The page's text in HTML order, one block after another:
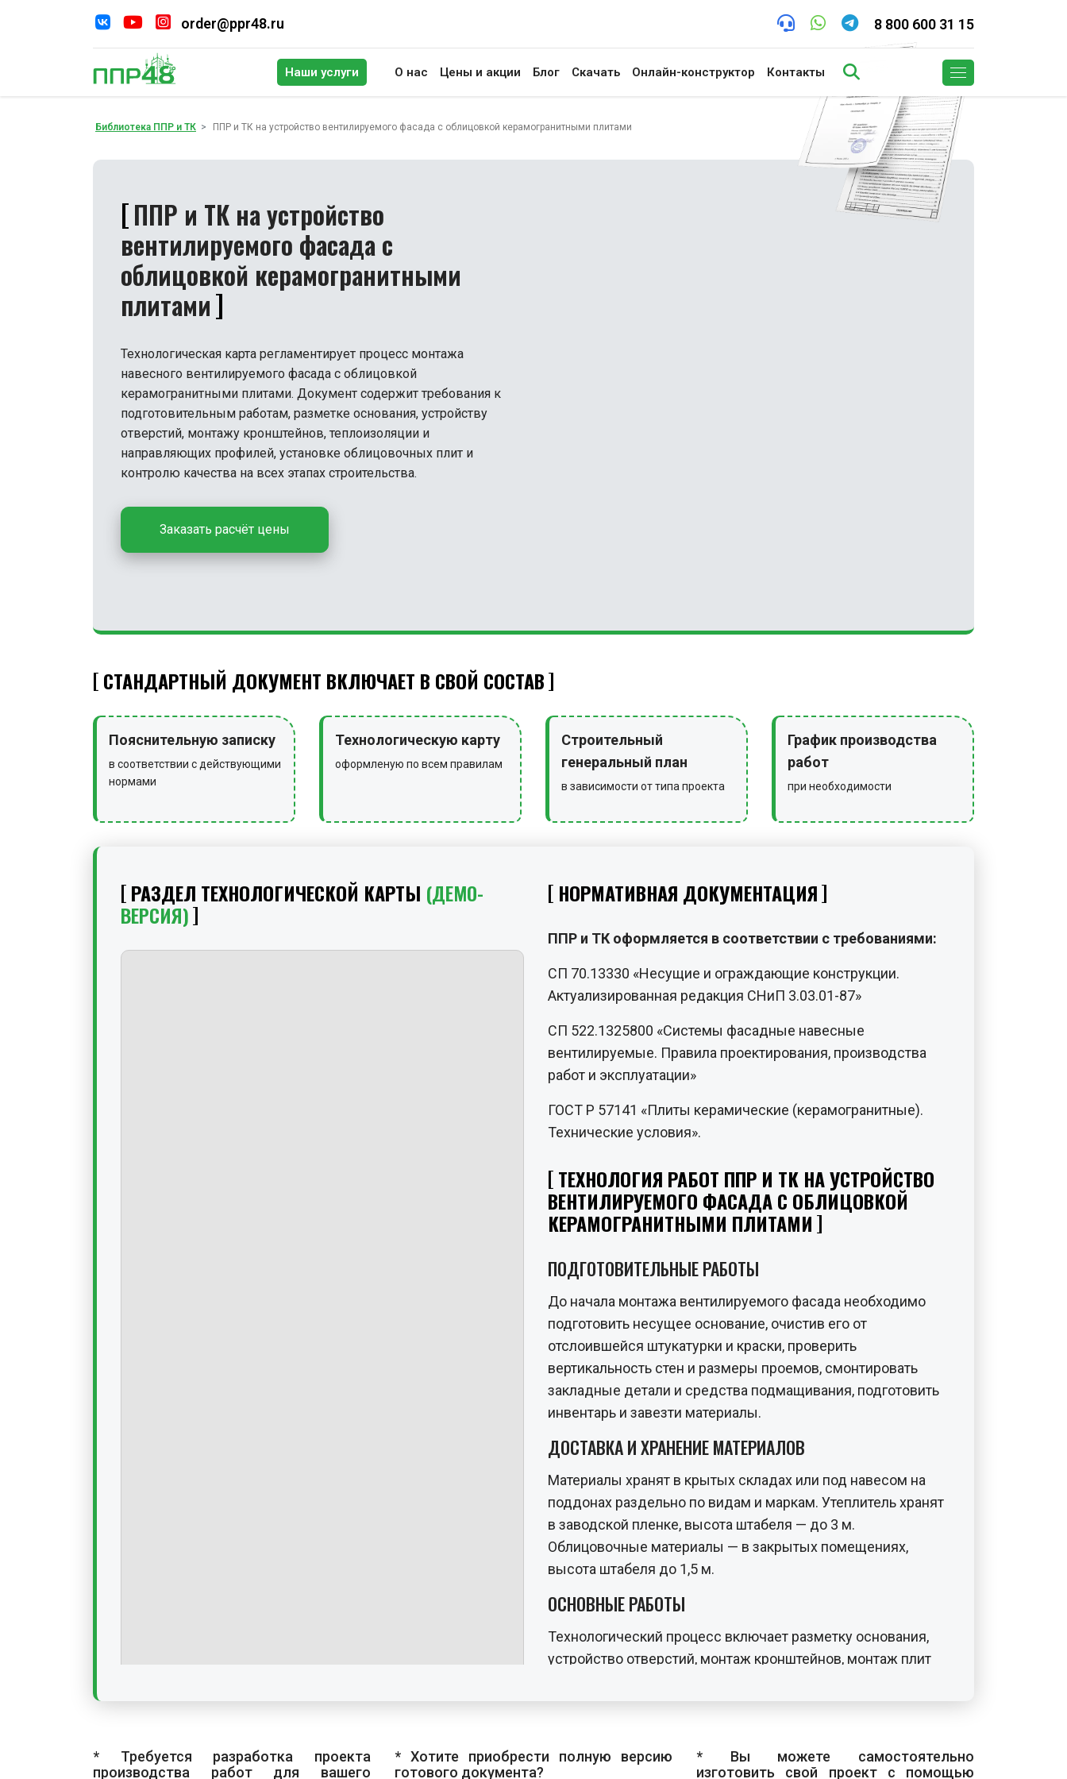
order@ppr48.ru 8 800 600 31 15
Наши услуги О нас Цены и акции Блог Скачать Онлайн-конструктор Контакты
Библиотека ППР и ТК ППР и ТК на устройство вентилируемого фасада с облицовкой керамогранитными плитами
ППР и ТК на устройство
вентилируемого фасада с
облицовкой керамогранитными
плитами
Технологическая карта регламентирует процесс монтажа
навесного вентилируемого фасада с облицовкой
керамогранитными плитами. Документ содержит требования к
подготовительным работам, разметке основания, устройству
отверстий, монтажу кронштейнов, теплоизоляции и
направляющих профилей, установке облицовочных плит и
контролю качества на всех этапах строительства.
Заказать расчёт цены
СТАНДАРТНЫЙ ДОКУМЕНТ ВКЛЮЧАЕТ В СВОЙ СОСТАВ
Пояснительную записку
в соответствии с действующими
нормами
Технологическую карту
оформленую по всем правилам
Строительный
генеральный план
в зависимости от типа проекта
График производства
работ
при необходимости
РАЗДЕЛ ТЕХНОЛОГИЧЕСКОЙ КАРТЫ (ДЕМО-
ВЕРСИЯ)
НОРМАТИВНАЯ ДОКУМЕНТАЦИЯ
ППР и ТК оформляется в соответствии с требованиями:
СП 70.13330 «Несущие и ограждающие конструкции.
Актуализированная редакция СНиП 3.03.01-87»
СП 522.1325800 «Системы фасадные навесные
вентилируемые. Правила проектирования, производства
работ и эксплуатации»
ГОСТ Р 57141 «Плиты керамические (керамогранитные).
Технические условия».
ТЕХНОЛОГИЯ РАБОТ ППР И ТК НА УСТРОЙСТВО
ВЕНТИЛИРУЕМОГО ФАСАДА С ОБЛИЦОВКОЙ
КЕРАМОГРАНИТНЫМИ ПЛИТАМИ
ПОДГОТОВИТЕЛЬНЫЕ РАБОТЫ
До начала монтажа вентилируемого фасада необходимо
подготовить несущее основание, очистив его от
отслоившейся штукатурки и краски, проверить
вертикальность стен и размеры проемов, смонтировать
закладные детали и средства подмащивания, подготовить
инвентарь и завезти материалы.
ДОСТАВКА И ХРАНЕНИЕ МАТЕРИАЛОВ
Материалы хранят в крытых складах или под навесом на
поддонах раздельно по видам и маркам. Утеплитель хранят
в заводской пленке, высота штабеля — до 3 м.
Облицовочные материалы — в закрытых помещениях,
высота штабеля до 1,5 м.
ОСНОВНЫЕ РАБОТЫ
Технологический процесс включает разметку основания,
устройство отверстий, монтаж кронштейнов, монтаж плит
Разметку начинают с определения крайних верхних и
* Требуется разработка проекта
производства работ для вашего
* Хотите приобрести полную версию
готового документа?
* Вы можете самостоятельно
изготовить свой проект с помощью
Поиск